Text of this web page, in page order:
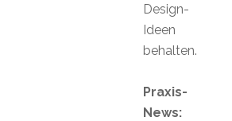
Design-
Ideen
behalten.
Praxis-
News: